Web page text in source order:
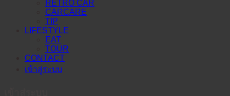
RETRO CAR
CARCARE
TIP
LIFESTYLE
EAT
TOUR
CONTACT
เข้าสู่ระบบ